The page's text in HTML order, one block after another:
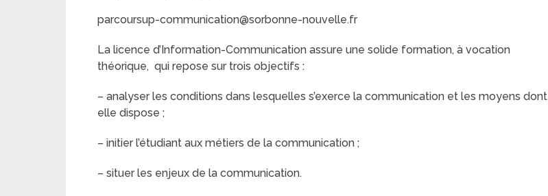
parcoursup-communication@sorbonne-nouvelle.fr
La licence d’Information-Communication assure une solide formation, à vocation
théorique, qui repose sur trois objectifs :
– analyser les conditions dans lesquelles s’exerce la communication et les moyens dont
elle dispose ;
– initier l’étudiant aux métiers de la communication ;
– situer les enjeux de la communication.